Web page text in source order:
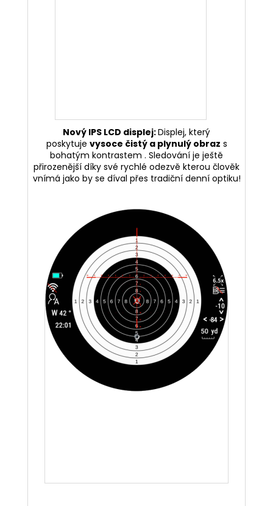
Nový IPS LCD displej:Displej, který
poskytuje vysoce čistý a plynulý obraz s
bohatým kontrastem . Sledování je ještě
přirozenější díky své rychlé odezvě kterou člověk
vnímá jako by se díval přes tradiční denní optiku!